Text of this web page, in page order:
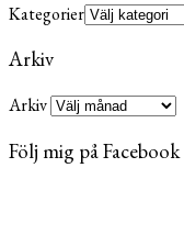
Kategorier
Arkiv
Arkiv
Följ mig på Facebook